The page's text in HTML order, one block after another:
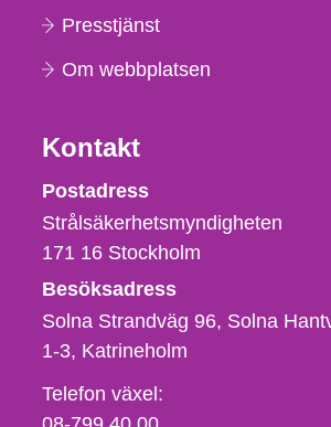
Presstjänst
Om webbplatsen
Kontakt
Strålsäkerhetsmyndigheten
Postadress
Strålsäkerhetsmyndigheten
171 16 Stockholm
Besöksadress
Solna Strandväg 96, Solna
1-3 Katrineholm
Telefon,
fax
Telefon växel: